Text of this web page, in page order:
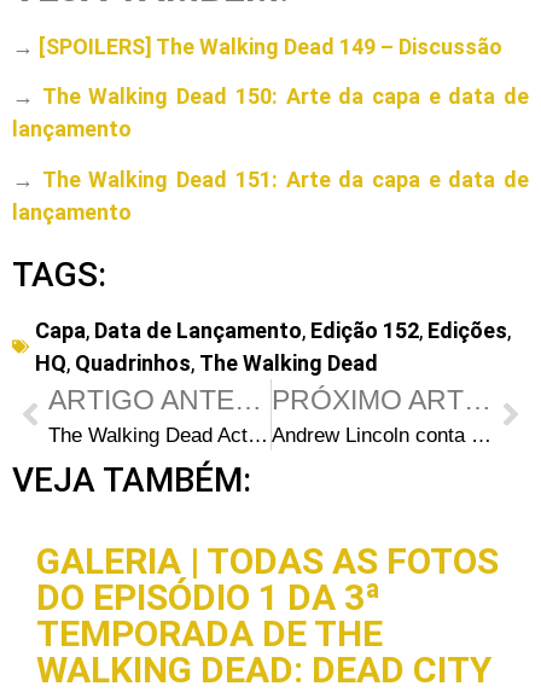
→ [SPOILERS] The Walking Dead 149 – Discussão
→ The Walking Dead 150: Arte da capa e data de
lançamento
→ The Walking Dead 151: Arte da capa e data de
lançamento
TAGS:
Capa, Data de Lançamento, Edição 152, Edições,
HQ, Quadrinhos, The Walking Dead
ARTIGO ANTERIOR
The Walking Dead Action Figures Série 9 (TV): Fotos e informações
PRÓXIMO ARTIGO
Andrew Lincoln conta o que está por vir em The Walking Dead
VEJA TAMBÉM:
GALERIA | TODAS AS FOTOS
DO EPISÓDIO 1 DA 3ª
TEMPORADA DE THE
WALKING DEAD: DEAD CITY